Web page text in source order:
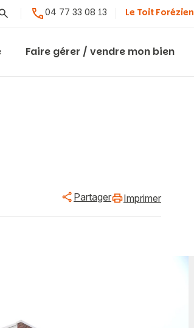
04 77 33 08 13 Le Toit Forézien
Faire gérer / vendre mon bien
Partager Imprimer